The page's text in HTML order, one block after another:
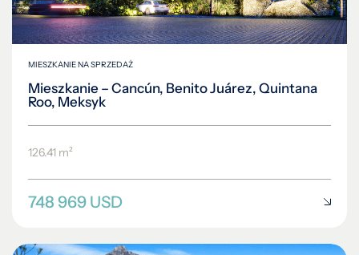
MIESZKANIE NA SPRZEDAŻ
Mieszkanie – Cancún, Benito Juárez, Quintana
Roo, Meksyk
126.41 m²
748 969 USD